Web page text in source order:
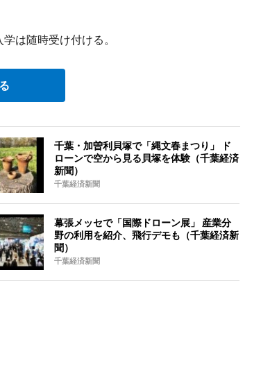
は随時受け付ける。
千葉・加曽利貝塚で「縄文春まつり」 ド
ローンで空から見る貝塚を体験（千葉経済
新聞）
千葉経済新聞
幕張メッセで「国際ドローン展」 産業分
野の利用を紹介、飛行デモも（千葉経済新
聞）
千葉経済新聞